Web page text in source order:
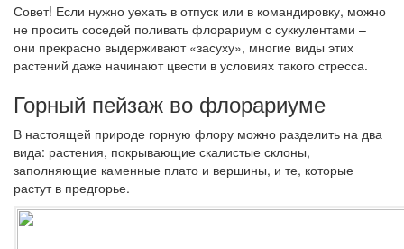
Совет! Если нужно уехать в отпуск или в командировку, можно
не просить соседей поливать флорариум с суккулентами –
они прекрасно выдерживают «засуху», многие виды этих
растений даже начинают цвести в условиях такого стресса.
Горный пейзаж во флорариуме
В настоящей природе горную флору можно разделить на два
вида: растения, покрывающие скалистые склоны,
заполняющие каменные плато и вершины, и те, которые
растут в предгорье.